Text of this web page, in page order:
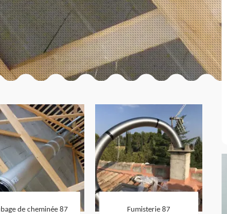
de cheminée 87 Fumisterie 87